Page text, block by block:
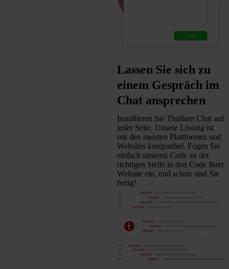
Lassen Sie sich zu
einem Gespräch im
Chat ansprechen
Installieren Sie Thulium Chat auf
jeder Seite. Unsere Lösung ist
mit den meisten Plattformen und
Websites kompatibel. Fügen Sie
einfach unseren Code an der
richtigen Stelle in den Code Ihrer
Website ein, und schon sind Sie
fertig!